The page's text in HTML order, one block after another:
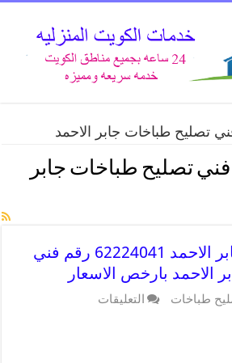
تصليح طباخات جابر الاحمد
فني تصليح طباخات جابر
تصليح طباخات جابر الاحمد 62224041 رقم فني
الاحمد بارخص الاسعار
طباخات التعليقات